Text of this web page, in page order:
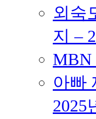
외숙
지 –
MBN
아빠
2025